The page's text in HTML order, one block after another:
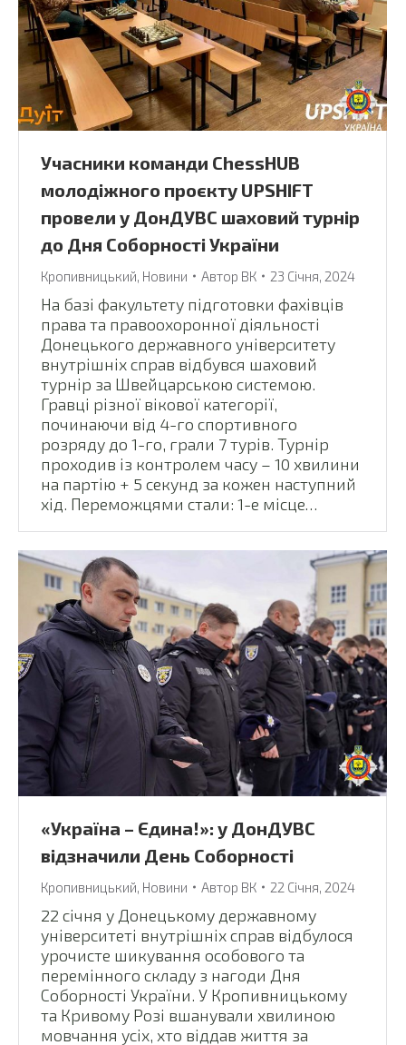
Учасники команди ChessHUB
молодіжного проєкту UPSHIFT
провели у ДонДУВС шаховий турнір
до Дня Соборності України
Кропивницький, Новини Автор ВК 23 Січня, 2024
На базі факультету підготовки фахівців
права та правоохоронної діяльності
Донецького державного університету
внутрішніх справ відбувся шаховий
турнір за Швейцарською системою.
Гравці різної вікової категорії,
починаючи від 4-го спортивного
розряду до 1-го, грали 7 турів. Турнір
проходив із контролем часу – 10 хвилини
на партію + 5 секунд за кожен наступний
хід. Переможцями стали: 1-е місце…
«Україна – Єдина!»: у ДонДУВС
відзначили День Соборності
Кропивницький, Новини Автор ВК 22 Січня, 2024
22 січня у Донецькому державному
університеті внутрішніх справ відбулося
урочисте шикування особового та
перемінного складу з нагоди Дня
Соборності України. У Кропивницькому
та Кривому Розі вшанували хвилиною
мовчання усіх, хто віддав життя за